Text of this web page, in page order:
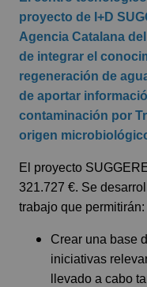
proyecto de I+D
Agencia Catalana
de integrar el
regeneración de
de aportar
contaminación por
origen
El proyecto
321.727 €. Se
trabajo que permitirán:
Crear una base
iniciativas
llevado a cabo